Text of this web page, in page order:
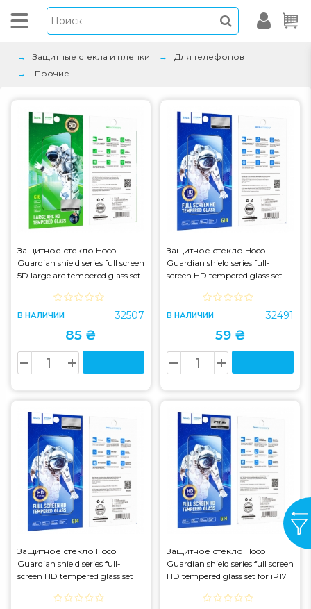
Защитные стекла и пленки
Для телефонов
Прочие
Защитное стекло Hoco
Guardian shield series full screen
5D large arc tempered glass set
В НАЛИЧИИ 32507
85 ₴
Защитное стекло Hoco
Guardian shield series full-
screen HD tempered glass set
В НАЛИЧИИ 32491
59 ₴
Защитное стекло Hoco
Guardian shield series full-
screen HD tempered glass set
Защитное стекло Hoco
Guardian shield series full screen
HD tempered glass set for iP17